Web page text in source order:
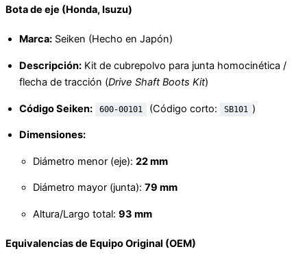
Bota de eje (Honda, Isuzu)
Marca: Seiken (Hecho en Japón)
Descripción: Kit de cubrepolvo para junta homocinética /
flecha de tracción (Drive Shaft Boots Kit)
Código Seiken: 600-00101 (Código corto: SB101 )
Dimensiones:
Diámetro menor (eje): 22 mm
Diámetro mayor (junta): 79 mm
Altura/Largo total: 93 mm
Equivalencias de Equipo Original (OEM)